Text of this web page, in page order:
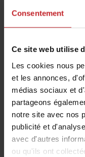
Consentement
Ce site web utilise
Les cookies nous
et les annonces,
médias sociaux et
partageons
notre site avec nos
publicité et
avec d'autres
ou qu'ils ont
Chariot
Le nombre
nombre
Disponible pour
Tempo L 8-24,
4-6, Tempo R 12-